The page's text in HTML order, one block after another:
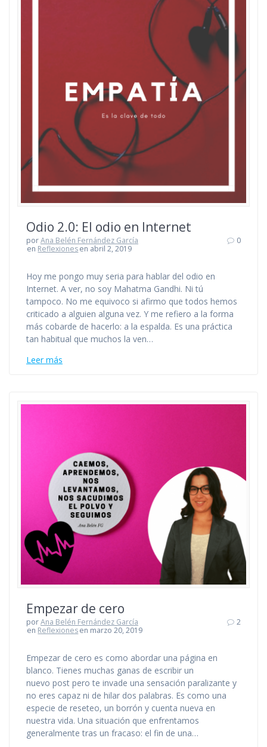
Odio 2.0: El odio en Internet
porAna Belén Fernández García
en Reflexionesen abril 2, 2019
0
Hoy me pongo muy seria para hablar del odio en
Internet. A ver, no soy Mahatma Gandhi. Ni tú
tampoco. No me equivoco si afirmo que todos hemos
criticado a alguien alguna vez. Y me refiero a la forma
más cobarde de hacerlo: a la espalda. Es una práctica
tan habitual que muchos la ven…
Leer más
Empezar de cero
porAna Belén Fernández García
en Reflexionesen marzo 20, 2019
2
Empezar de cero es como abordar una página en
blanco. Tienes muchas ganas de escribir un
nuevo post pero te invade una sensación paralizante y
no eres capaz ni de hilar dos palabras. Es como una
especie de reseteo, un borrón y cuenta nueva en
nuestra vida. Una situación que enfrentamos
generalmente tras un fracaso: el fin de una…